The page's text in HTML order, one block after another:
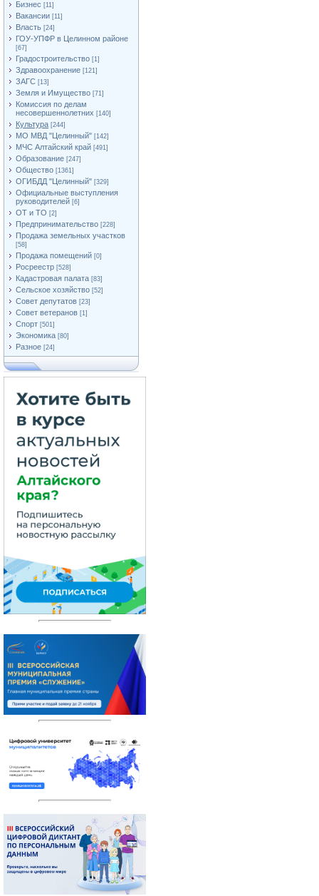
Бизнес [11]
Вакансии [11]
Власть [24]
ГОУ-УПФР в Целинном районе
[67]
Градостроительство [1]
Здравоохранение [121]
ЗАГС [13]
Земля и Имущество [71]
Комиссия по делам
несовершеннолетних [140]
Культура [244]
МО МВД "Целинный" [142]
МЧС Алтайский край [491]
Образование [247]
Общество [1361]
ОГИБДД "Целинный" [329]
Официальные выступления
руководителей [6]
ОТ и ТО [2]
Предпринимательство [228]
Продажа земельных участков
[58]
Продажа помещений [0]
Росреестр [528]
Кадастровая палата [83]
Сельское хозяйство [52]
Совет депутатов [23]
Совет ветеранов [1]
Спорт [501]
Экономика [80]
Разное [24]